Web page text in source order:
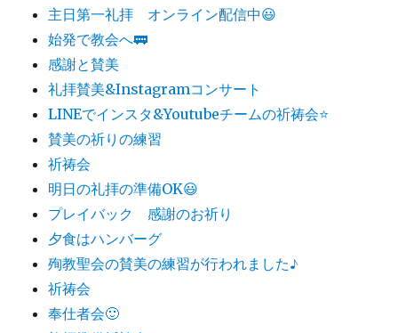
主日第一礼拝 オンライン配信中😃
始発で教会へ🚃
感謝と賛美
礼拝賛美&Instagramコンサート
LINEでインスタ&Youtubeチームの祈祷会⭐️
賛美の祈りの練習
祈祷会
明日の礼拝の準備OK😃
プレイバック 感謝のお祈り
夕食はハンバーグ
殉教聖会の賛美の練習が行われました♪
祈祷会
奉仕者会🙂